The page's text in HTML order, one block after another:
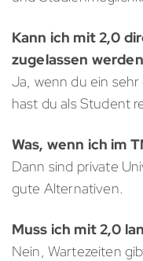
Kann ich mit 2,0
zugelassen
Ja, wenn du ein
hast du als Student
Was, wenn ich im
Dann sind private
gute Alternativen.
Muss ich mit 2,0
Nein, Wartezeiten